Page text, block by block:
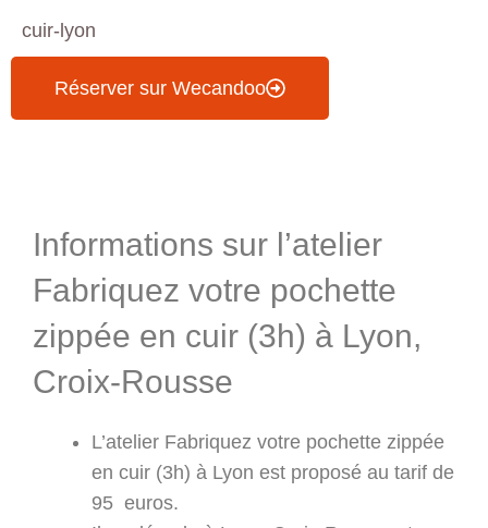
cuir-lyon
Réserver sur Wecandoo
Informations sur l’atelier
Fabriquez votre pochette
zippée en cuir (3h) à Lyon,
Croix-Rousse
L’atelier Fabriquez votre pochette zippée
en cuir (3h) à Lyon est proposé au tarif de
95 euros.